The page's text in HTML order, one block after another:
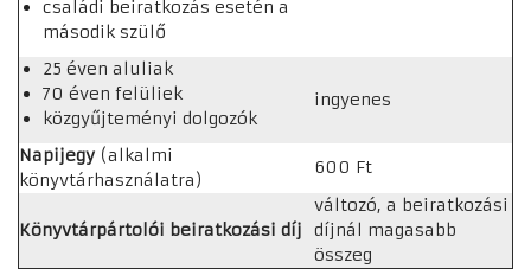
családi beiratkozás esetén a
második szülő
25 éven aluliak
70 éven felüliek
közgyűjteményi dolgozók
ingyenes
Napijegy (alkalmi
könyvtárhasználatra)
600 Ft
Könyvtárpártolói beiratkozási díj
változó, a beiratkozási
díjnál magasabb
összeg